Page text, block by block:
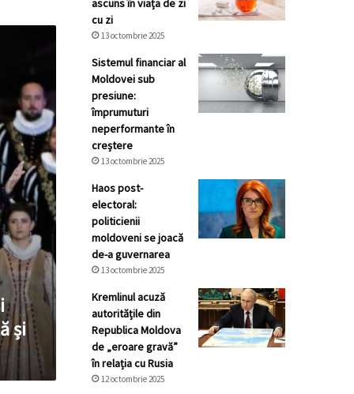
și
ascuns în viața de zi
cu zi
13 octombrie 2025
Sistemul financiar al
Moldovei sub
presiune:
împrumuturi
neperformante în
creștere
13 octombrie 2025
Haos post-
electoral:
politicienii
moldoveni se joacă
de-a guvernarea
13 octombrie 2025
Kremlinul acuză
autoritățile din
Republica Moldova
de „eroare gravă”
în relația cu Rusia
12 octombrie 2025